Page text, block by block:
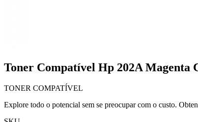
Toner Compatível Hp 202A Magenta
TONER COMPATÍVEL
Explore todo o potencial sem se preocupar com o custo.